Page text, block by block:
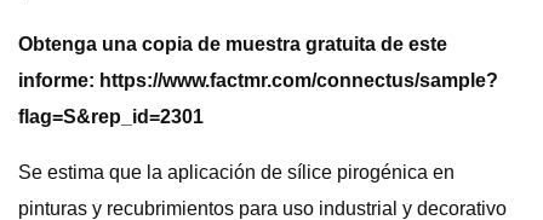
Obtenga una copia de muestra gratuita de este
informe: https://www.factmr.com/connectus/sample?
flag=S&rep_id=2301
Se estima que la aplicación de sílice pirogénica en
pinturas y recubrimientos para uso industrial y decorativo